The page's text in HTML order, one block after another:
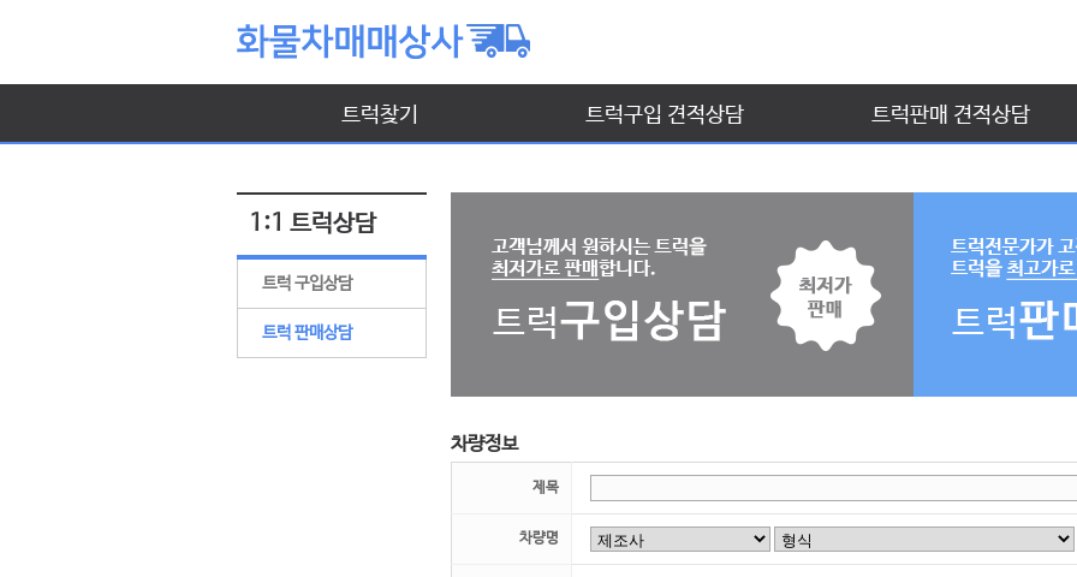
트럭찾기 트럭구입 견적상담 트럭판매 견적상담
1:1 트럭상담
트럭 구입상담
트럭 판매상담
차량정보
제목
차량명